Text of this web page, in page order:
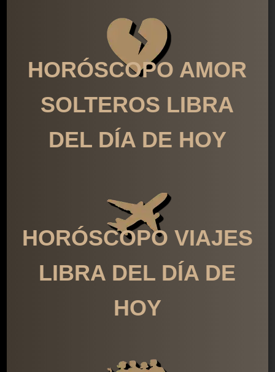
HORÓSCOPO AMOR
SOLTEROS LIBRA
DEL DÍA DE HOY
HORÓSCOPO VIAJES
LIBRA DEL DÍA DE
HOY